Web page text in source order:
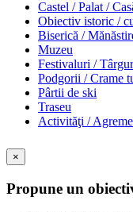
Castel / Palat /
Obiectiv istoric /
Biserică /
Muzeu
Festivaluri /
Podgorii / Crame
Pârtii de ski
Traseu
Activităţi /
×
Propune un